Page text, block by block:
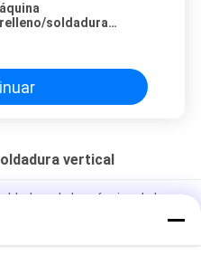
soldadura
vertical
de la máquina de la
movimiento FFS de 400m m